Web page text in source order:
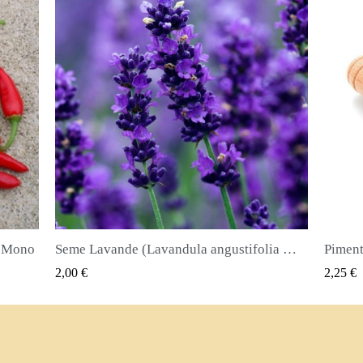
Seme Lavande (Lavandula angustifolia Mill) QUICK VIEW Piment ili Najkvirc Seme Lekovita biljka i zacin
2,25 €
Seme
2,50 €